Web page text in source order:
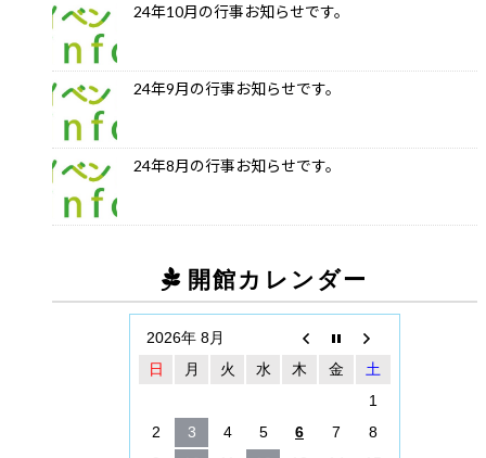
24年10月の行事お知らせです。
24年9月の行事お知らせです。
24年8月の行事お知らせです。
開館カレンダー
2026年 8月
日
月 火 水 木 金
土
1
2
3 4 5 6 7
8